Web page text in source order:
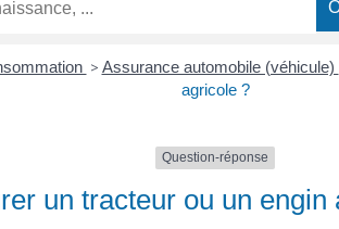
> Assurance automobile (véhicule)
agricole ?
Question-réponse
un tracteur ou un